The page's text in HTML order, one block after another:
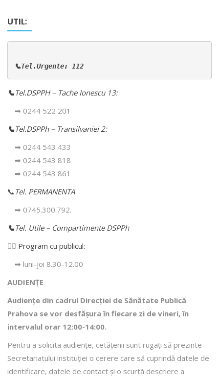
UTIL:
📞Tel.Urgente: 112
📞Tel.DSPPH – Tache Ionescu 13:
➡ 0244 522 201
📞Tel.DSPPh – Transilvaniei 2:
➡ 0244 543 433
➡ 0244 543 818
➡ 0244 543 861
📞 Tel. PERMANENTA
➡ 0745.300.792.
📞Tel. Utile – Compartimente DSPPh
👩‍⚕️ Program cu publicul:
➡ luni-joi 8.30-12.00
AUDIENȚE
Audiențe din cadrul Direcţiei de Sănătate Publică
Prahova se vor desfăşura în fiecare zi de vineri, în
intervalul orar 12:00-14:00.
Pentru a solicita audienţe, cetăţenii sunt rugaţi să prezinte
Secretariatului instituției o cerere care să cuprindă datele de
identificare, datele de contact şi o scurtă descriere a